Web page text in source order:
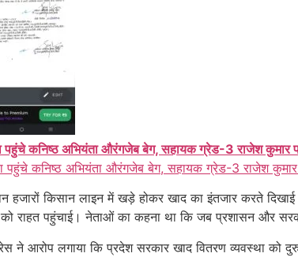
पहुंचे कनिष्ठ अभियंता औरंगजेब बेग, सहायक ग्रेड-3 राजेश कुमार
पहुंचे कनिष्ठ अभियंता औरंगजेब बेग, सहायक ग्रेड-3 राजेश कुमार
हजारों किसान लाइन में खड़े होकर खाद का इंतजार करते
राहत पहुंचाई। नेताओं का कहना था कि जब प्रशासन और
ने आरोप लगाया कि प्रदेश सरकार खाद वितरण व्यवस्था को